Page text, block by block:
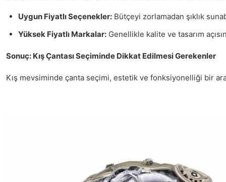
Uygun Fiyatlı Seçenekler: Bütçeyi zorlamadan şıklık
Yüksek Fiyatlı Markalar: Genellikle kalite ve tasarım
Sonuç: Kış Çantası Seçiminde Dikkat Edilmesi Gerekenler
Kış mevsiminde çanta seçimi, estetik ve fonksiyonelliği bir